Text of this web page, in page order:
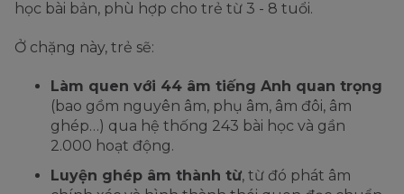
học bài bản, phù hợp cho trẻ từ 3 - 8 tuổi.
Ở chặng này, trẻ sẽ:
Làm quen với 44 âm tiếng Anh quan trọng
(bao gồm nguyên âm, phụ âm, âm đôi, âm
ghép…) qua hệ thống 243 bài học và gần
2.000 hoạt động.
Luyện ghép âm thành từ, từ đó phát âm